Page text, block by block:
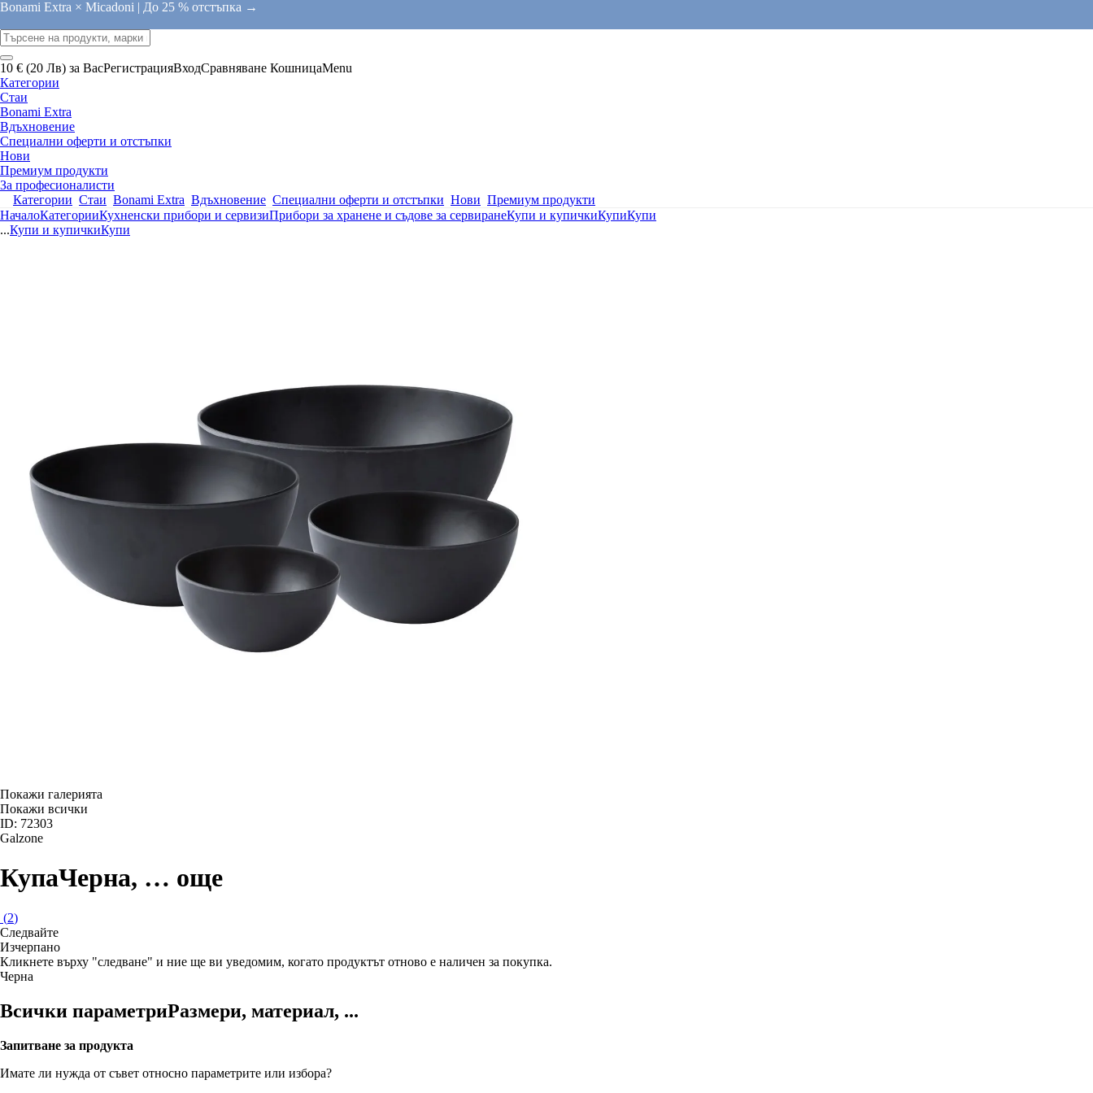
Bonami Extra × Micadoni | До 25 % отстъпка →
10 € (20 Лв) за ВасРегистрацияВходСравняване КошницаMenu
Категории
Стаи
Bonami Extra
Вдъхновение
Специални оферти и отстъпки
Нови
Премиум продукти
За професионалисти
Категории Стаи Bonami Extra Вдъхновение Специални оферти и отстъпки Нови Премиум продукти
НачалоКатегорииКухненски прибори и сервизиПрибори за хранене и съдове за сервиранеКупи и купичкиКупиКупи
...Купи и купичкиКупи
Покажи галерията
Покажи всички
ID: 72303
Galzone
КупаЧерна, … още
(2)
Следвайте
Изчерпанo
Кликнете върху "следване" и ние ще ви уведомим, когато продуктът отново е наличен за покупка.
Черна
Всички параметриРазмери, материал, ...
Запитване за продукта
Имате ли нужда от съвет относно параметрите или избора?